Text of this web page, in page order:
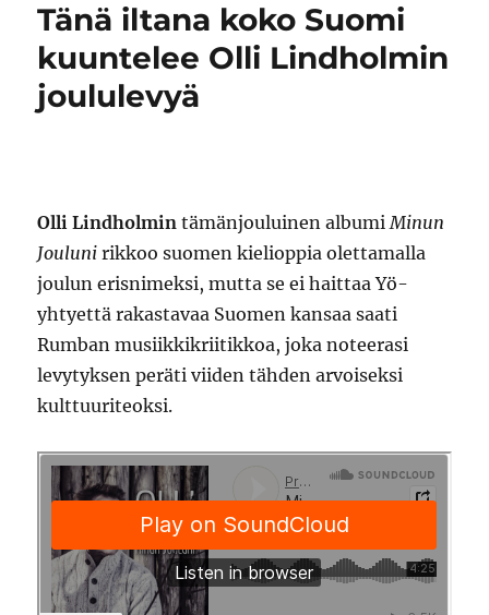
Tänä iltana koko Suomi
kuuntelee Olli Lindholmin
joululevyä
Olli Lindholmin tämänjouluinen albumiMinun
Jouluni rikkoo suomen kielioppia olettamalla
joulun erisnimeksi, mutta se ei haittaa Yö-
yhtyettä rakastavaa Suomen kansaa saati
Rumban musiikkikriitikkoa, joka noteerasi
levytyksen peräti viiden tähden arvoiseksi
kulttuuriteoksi.